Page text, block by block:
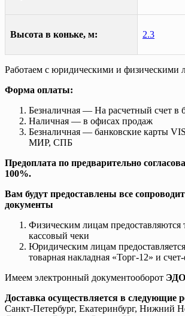
Высота в коньке, м: 2.3
Работаем с юридическими и физическими
Форма оплаты:
Безналичная — На расчетный счет в
Наличная — в офисах продаж
Безналичная — банковские карты
МИР, СПБ
Предоплата по предварительно
100%.
Вам будут предоставлены все
документы
Физическим лицам предоставляются
кассовый чеки
Юридическим лицам
товарная накладная «Торг-12» и
Имеем электронный документооборот ЭДО
Доставка осуществляется в следующие
Санкт-Петербург, Екатеринбург, Нижний